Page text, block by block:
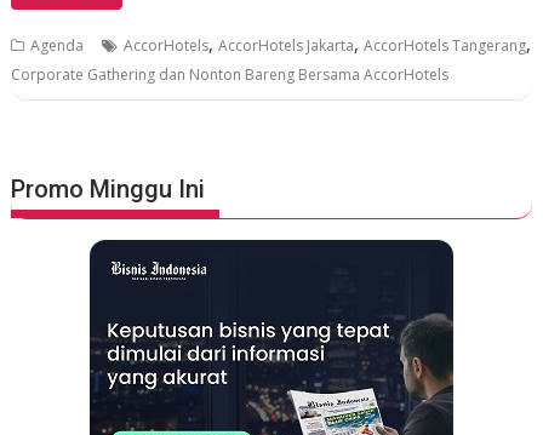
Agenda AccorHotels,AccorHotels Jakarta,AccorHotels Tangerang,
Corporate Gathering dan Nonton Bareng Bersama AccorHotels
Promo Minggu Ini